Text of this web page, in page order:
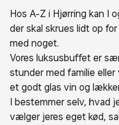
Hos A-Z i Hjørring kan I
der skal skrues lidt op
med noget.
Vores luksusbuffet er
stunder med familie
et godt glas vin og
I bestemmer selv, hvad
vælger jeres eget kød,